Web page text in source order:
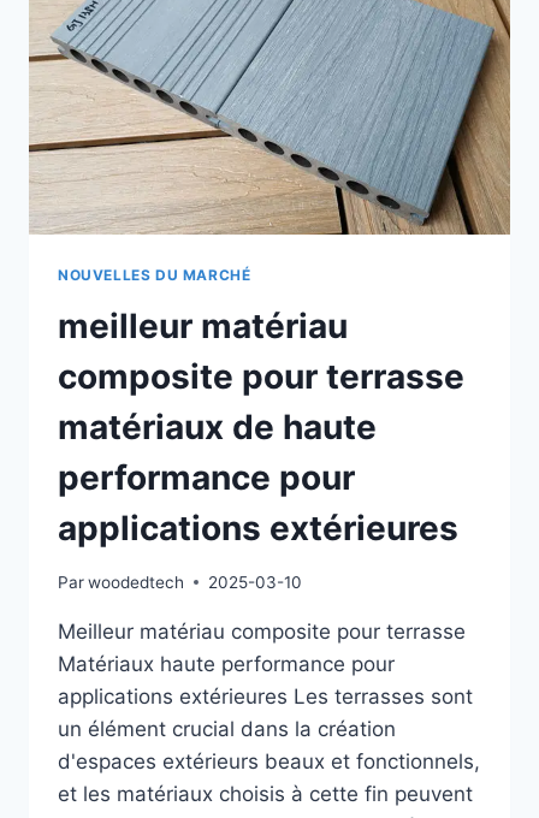
PROJETS
DE
TERRASSES
EXTÉRIEURES
NOUVELLES DU MARCHÉ
meilleur matériau
composite pour terrasse
matériaux de haute
performance pour
applications extérieures
Parwoodedtech 2025-03-10
Meilleur matériau composite pour terrasse
Matériaux haute performance pour
applications extérieures Les terrasses sont
un élément crucial dans la création
d'espaces extérieurs beaux et fonctionnels,
et les matériaux choisis à cette fin peuvent